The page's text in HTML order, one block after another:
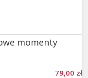
momenty
79,00 zł